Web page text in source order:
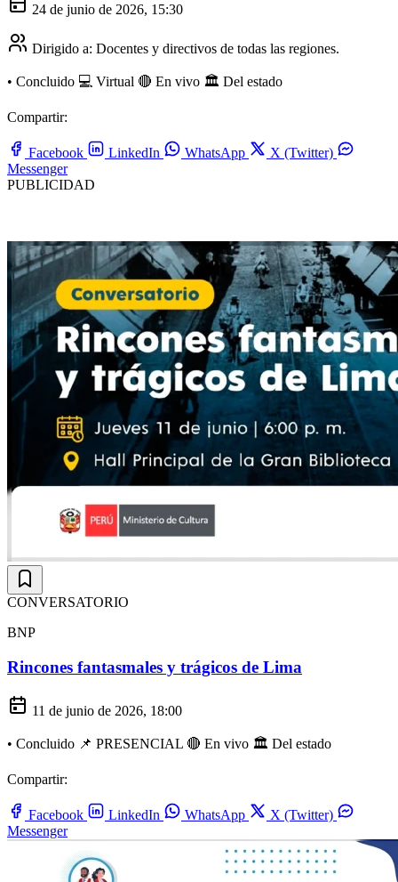
24 de junio de 2026, 15:30
Dirigido a: Docentes y directivos de todas las regiones.
• Concluido 💻 Virtual 🔴 En vivo 🏛️ Del estado
Compartir:
Facebook LinkedIn WhatsApp
X (Twitter)
Messenger
PUBLICIDAD
CONVERSATORIO
BNP
Rincones fantasmales y trágicos de Lima
11 de junio de 2026, 18:00
• Concluido 📌 PRESENCIAL 🔴 En vivo 🏛️ Del estado
Compartir:
Facebook LinkedIn WhatsApp
X (Twitter)
Messenger